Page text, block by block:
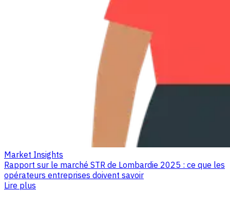
Market Insights
Rapport sur le marché STR de Lombardie 2025 : ce que les
opérateurs entreprises doivent savoir
Lire plus